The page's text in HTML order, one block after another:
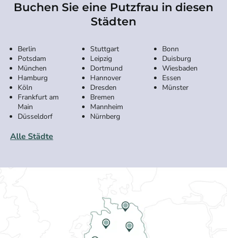
Buchen Sie eine Putzfrau in diesen
Städten
Berlin
Potsdam
München
Hamburg
Köln
Frankfurt am
Main
Düsseldorf
Stuttgart
Leipzig
Dortmund
Hannover
Dresden
Bremen
Mannheim
Nürnberg
Bonn
Duisburg
Wiesbaden
Essen
Münster
Alle Städte